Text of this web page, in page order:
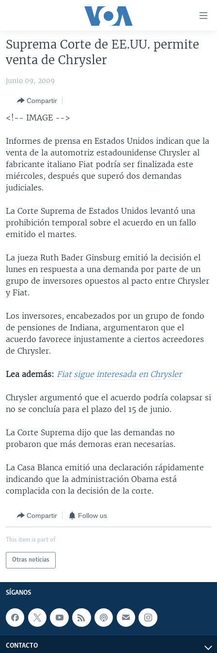
accesibilidad
contenido
principal
Salte
navegador
Salte
búsqueda
AMÉRICA DEL NORTE
MÉXICO
HAITÍ
ELECCIONES EEUU 2024
ELECCIONES EEUU
VOTO DIVIDIDO
VOA VERIFICA
VOA VERIFICA UCRANIA/RUSIA
VOA VERIFICA INMIGRACIÓN
VOA VERIFICA AMÉRICA LATINA
AMÉRICA LATINA
ARGENTINA
BOLIVIA
COLOMBIA
CHILE
PERÚ
ECUADOR
VENEZUELA
CHINA EN AMÉRICA LATINA
CENTROAMÉRICA
COSTA RICA
EL SALVADOR
GUATEMALA
HONDURAS
NICARAGUA
OTRAS SECCIONES
INMIGRACIÓN
LIBERTAD DE PRENSA
MUNDO
ECONOMÍA
TECNOLOGÍA
DEPORTES
CIENCIA Y SALUD
ESPECIALES DE LA VOA
LIBERTAD DE PRENSA
UCRANIA
MULTIMEDIA
FOTOGRAFÍA
AUDIOS
EL MUNDO AL DÍA
FORO INTERAMERICANO
VISIÓN 360
LAS CLAVES
PANORAMA
RADIO
AVANCE INFORMATIVO
AUDIONOTICIAS
BUENOS DÍAS AMÉRICA
ESTADOS UNIDOS AL DÍA
EL MUNDO AL DÍA [RADIO]
NOTA ECONÓMICA
DIRECT
DOCUMENTALES DE LA VOA
SÍGANOS
Idiomas
Suprema Corte de EE.UU. permite
venta de Chrysler
junio 09, 2009
Compartir
<!-- IMAGE -->
Informes de prensa en Estados Unidos indican que la
venta de la automotriz estadounidense Chrysler al
fabricante italiano Fiat podría ser finalizada este
miércoles, después que superó dos demandas
judiciales.
La Corte Suprema de Estados Unidos levantó una
prohibición temporal sobre el acuerdo en un fallo
emitido el martes.
La jueza Ruth Bader Ginsburg emitió la decisión el
lunes en respuesta a una demanda por parte de un
grupo de inversores opuestos al pacto entre Chrysler
y Fiat.
Los inversores, encabezados por un grupo de fondo
de pensiones de Indiana, argumentaron que el
acuerdo favorece injustamente a ciertos acreedores
de Chrysler.
Lea además: Fiat sigue interesada en Chrysler
Chrysler argumentó que el acuerdo podría colapsar si
no se concluía para el plazo del 15 de junio.
La Corte Suprema dijo que las demandas no
probaron que más demoras eran necesarias.
La Casa Blanca emitió una declaración rápidamente
indicando que la administración Obama está
complacida con la decisión de la corte.
Compartir Follow us
This item is part of
Otras noticias
SÍGANOS
CONTACTO